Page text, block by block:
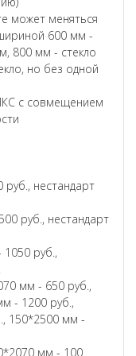
может меняться
600 мм -
800 мм - стекло
но без одной
с совмещением
нестандарт
руб., нестандарт
руб.,
мм - 650 руб.,
- 1200 руб.,
150*2500 мм -
мм - 100